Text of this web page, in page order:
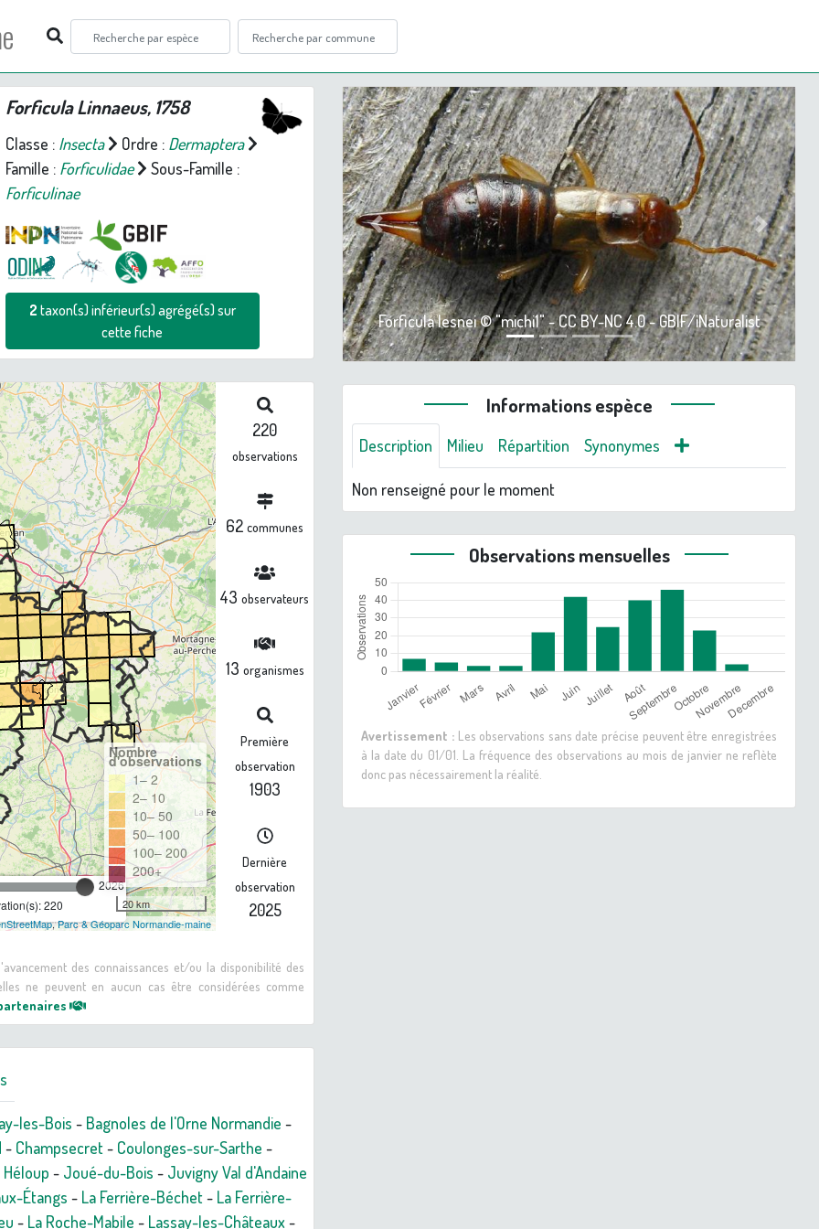
ForficulaLinnaeus, 1758
Classe : Insecta Ordre : Dermaptera
Famille : Forficulidae
Sous-Famille :
Forficulinae
2 taxon(s) inférieur(s) agrégé(s) sur
cette fiche
2026
220
Nombre
d'observations
1– 2
2– 10
10– 50
50– 100
100– 200
200+
20 km
,Parc & Géoparc Normandie-maine
220
observations
62 communes
43 observateurs
13 organismes
Première
observation
1903
Dernière
observation
2025
des connaissances et/ou la disponibilité des
ne peuvent en aucun cas être considérées comme
les-Bois - Bagnoles de l'Orne Normandie -
- Champsecret- Coulonges-sur-Sarthe -
Héloup - Joué-du-Bois - Juvigny Val d'Andaine
Étangs - La Ferrière-Béchet- La Ferrière-
- La Roche-Mabile - Lassay-les-Châteaux -
Forficula lesnei © "michi1" - CC BY-NC 4.0 - GBIF/iNaturalist
Previous Next
Informations espèce
Description Milieu Répartition Synonymes
Non renseigné pour le moment
Observations mensuelles
Avertissement :Les observations sans date précise peuvent être enregistrées
à la date du 01/01. La fréquence des observations au mois de janvier ne reflète
donc pas nécessairement la réalité.